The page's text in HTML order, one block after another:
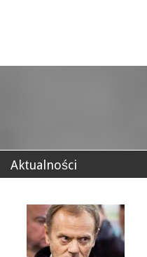
Aktualności